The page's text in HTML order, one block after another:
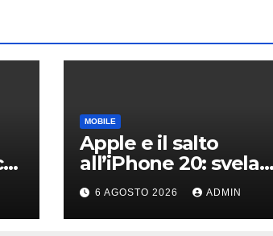
MOBILE
Apple e il salto
all’iPhone 20: svelati
i primi dettagli sui
display dei futuri
top di gamma
6 AGOSTO 2026 ADMIN